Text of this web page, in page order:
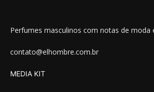
Perfumes masculinos com notas de moda
contato@elhombre.com.br
MEDIA KIT